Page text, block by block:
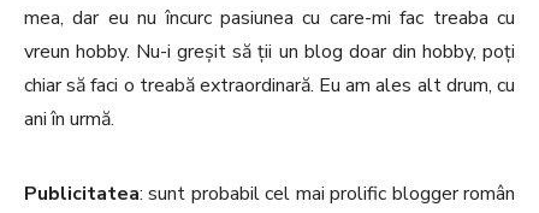
mea, dar eu nu încurc pasiunea cu care-mi fac treaba cu
vreun hobby. Nu-i greșit să ții un blog doar din hobby, poți
chiar să faci o treabă extraordinară. Eu am ales alt drum, cu
ani în urmă.
Publicitatea: sunt probabil cel mai prolific blogger român